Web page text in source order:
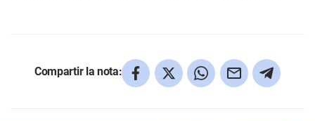
Compartir la nota: